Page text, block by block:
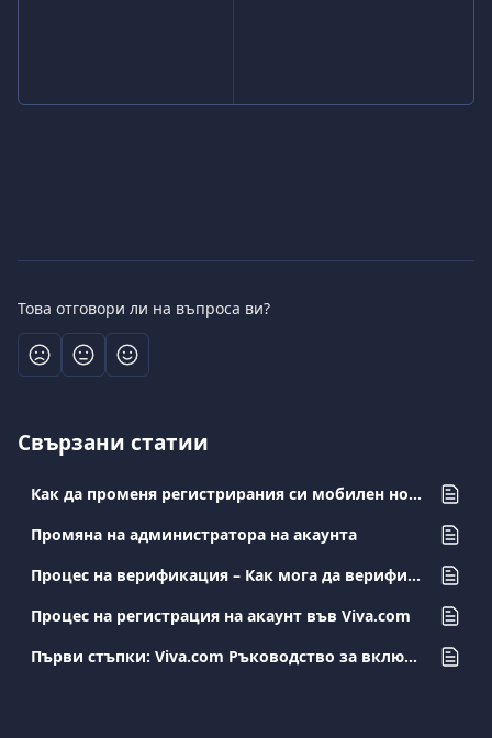
Това отговори ли на въпроса ви?
Свързани статии
Как да променя регистрирания си мобилен номер?
Промяна на администратора на акаунта
Процес на верификация – Как мога да верифицирам акаунта си?
Процес на регистрация на акаунт във Viva.com
Първи стъпки: Viva.com Ръководство за включване и активиране